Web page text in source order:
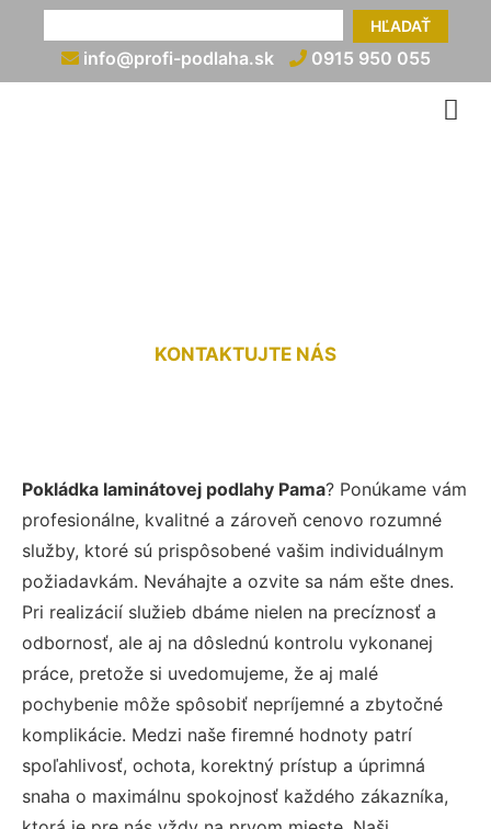
HĽADAŤ
info@profi-podlaha.sk 0915 950 055
KONTAKTUJTE NÁS
Pokládka laminátovej podlahy Pama? Ponúkame vám
profesionálne, kvalitné a zároveň cenovo rozumné
služby, ktoré sú prispôsobené vašim individuálnym
požiadavkám. Neváhajte a ozvite sa nám ešte dnes.
Pri realizácií služieb dbáme nielen na precíznosť a
odbornosť, ale aj na dôslednú kontrolu vykonanej
práce, pretože si uvedomujeme, že aj malé
pochybenie môže spôsobiť nepríjemné a zbytočné
komplikácie. Medzi naše firemné hodnoty patrí
spoľahlivosť, ochota, korektný prístup a úprimná
snaha o maximálnu spokojnosť každého zákazníka,